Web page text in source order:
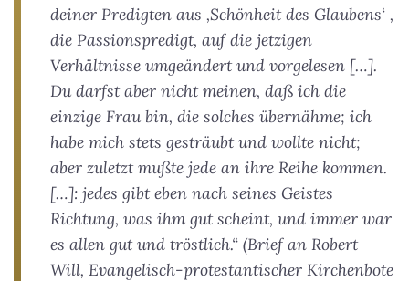
deiner Predigten aus ‚Schönheit des Glaubens‘ ,
die Passionspredigt, auf die jetzigen
Verhältnisse umgeändert und vorgelesen […].
Du darfst aber nicht meinen, daß ich die
einzige Frau bin, die solches übernähme; ich
habe mich stets gesträubt und wollte nicht;
aber zuletzt mußte jede an ihre Reihe kommen.
[…]: jedes gibt eben nach seines Geistes
Richtung, was ihm gut scheint, und immer war
es allen gut und tröstlich.“ (Brief an Robert
Will, Evangelisch-protestantischer Kirchenbote